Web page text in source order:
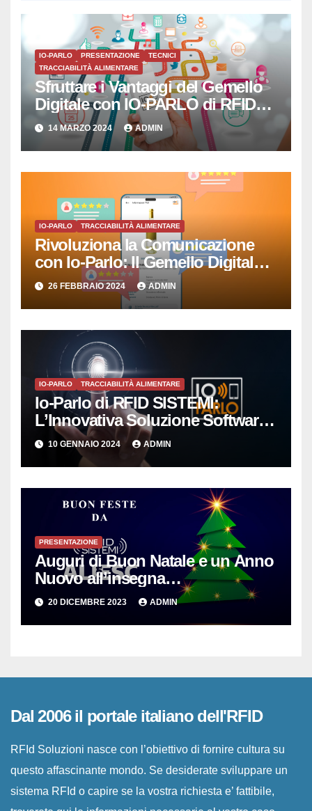
IO-PARLO PRESENTAZIONE
TECNICI
TRACCIABILITÀ ALIMENTARE
Sfruttare i Vantaggi del Gemello
Digitale con IO-PARLO di RFID
SISTEMI SRL
14 MARZO 2024 ADMIN
IO-PARLO TRACCIABILITÀ ALIMENTARE
Rivoluziona la Comunicazione
con Io-Parlo: Il Gemello Digitale
che Semplicemente Parla
26 FEBBRAIO 2024 ADMIN
IO-PARLO TRACCIABILITÀ ALIMENTARE
Io-Parlo di RFID SISTEMI:
L’Innovativa Soluzione Software
per la Gestione Intelligente delle
Copie Digitali
10 GENNAIO 2024 ADMIN
PRESENTAZIONE
Auguri di Buon Natale e un Anno
Nuovo all’insegna
dell’Innovazione per le PMI
20 DICEMBRE 2023 ADMIN
Dal 2006 il portale italiano dell'RFID
RFId Soluzioni nasce con l’obiettivo di fornire cultura su
questo affascinante mondo. Se desiderate sviluppare un
sistema RFId o capire se la vostra richiesta e’ fattibile,